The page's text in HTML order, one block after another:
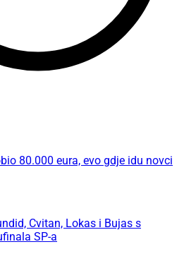
80.000 eura, evo gdje idu novci
Cvitan, Lokas i Bujas s
SP-a